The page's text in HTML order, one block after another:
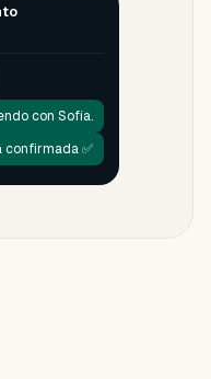
con Sofía.
confirmada ✅